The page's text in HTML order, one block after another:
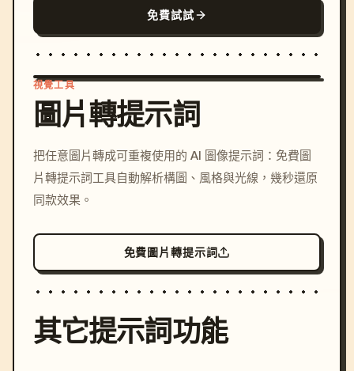
免費試試
c, cyberpunk sunset, neon
colors, 8k --v 6.0
視覺工具
圖片轉提示詞
把任意圖片轉成可重複使用的 AI 圖像提示詞：免費圖
片轉提示詞工具自動解析構圖、風格與光線，幾秒還原
同款效果。
免費圖片轉提示詞
其它提示詞功能